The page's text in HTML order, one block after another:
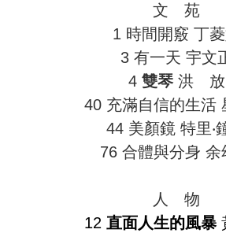
文 苑
1 時間開竅 丁
3 有一天 宇文
4 雙琴 洪 放
40 充滿自信的生活
44 美顏鏡 特里‧
76 合體與分身 余
人 物
12 直面人生的風暴